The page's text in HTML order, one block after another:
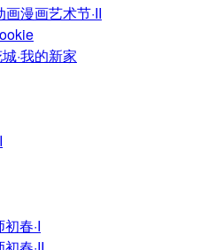
漫画艺术节·II
·我的新家
春·I